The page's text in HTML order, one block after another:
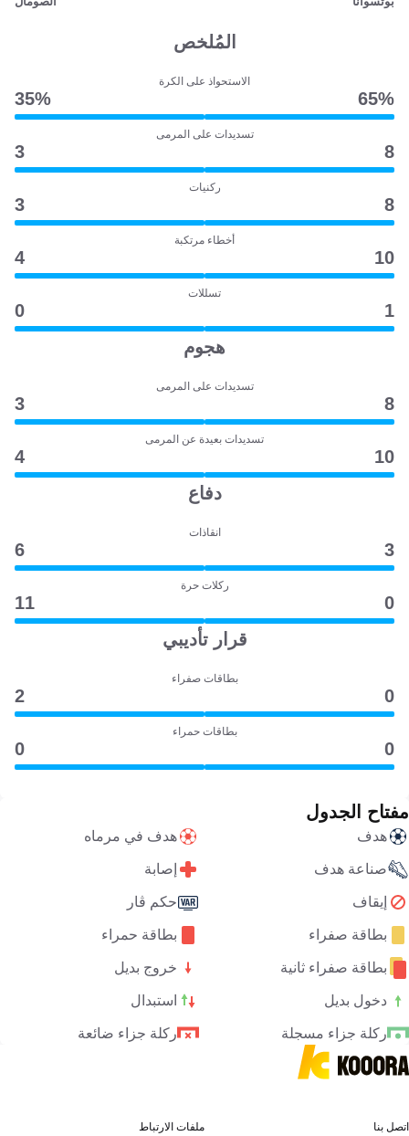
المُلخص
الاستحواذ على الكرة
65‎%‎
35‎%‎
تسديدات على المرمى
8
3
ركنيات
8
3
أخطاء مرتكبة
10
4
تسللات
1
0
هجوم
تسديدات على المرمى
8
3
تسديدات بعيدة عن المرمى
10
4
دفاع
انقاذات
3
6
ركلات حرة
0
11
قرار تأديبي
بطاقات صفراء
0
2
بطاقات حمراء
0
0
مفتاح الجدول
هدف هدف في مرماه
صناعة هدف إصابة
إيقاف حكم ڤار
بطاقة صفراء بطاقة حمراء
بطاقة صفراء ثانية خروج بديل
دخول بديل استبدال
ركلة جزاء مسجلة ركلة جزاء ضائعة
اتصل بنا
ملفات الارتباط